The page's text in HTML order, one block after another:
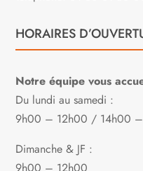
HORAIRES
Notre équipe vous
Du lundi au samedi :
9h00 – 12h00 / 14h00
Dimanche & JF :
9h00 – 12h00